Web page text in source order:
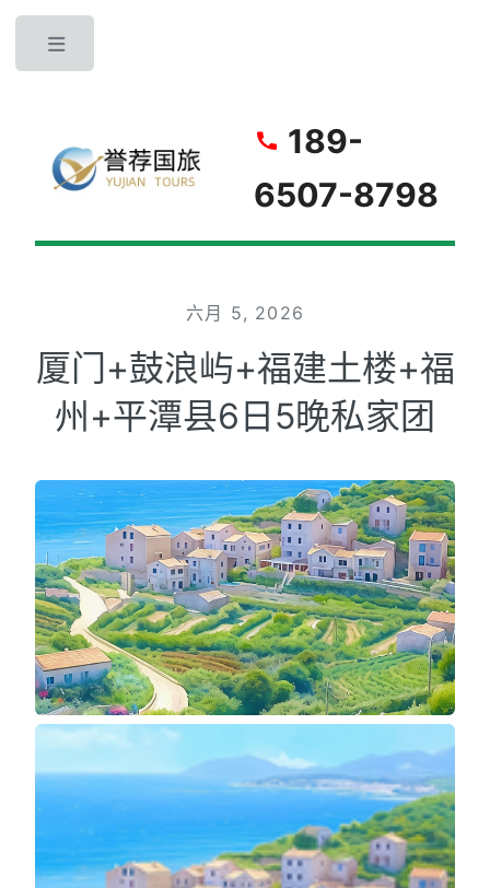
189-
6507-8798
六月 5, 2026
厦门+鼓浪屿+福建土楼+福
州+平潭县6日5晚私家团